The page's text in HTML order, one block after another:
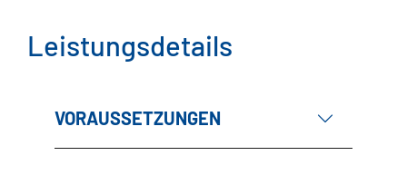
Leistungsdetails
VORAUSSETZUNGEN